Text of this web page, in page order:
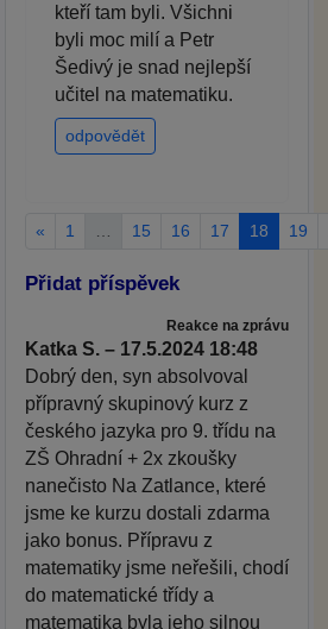
kteří tam byli. Všichni
byli moc milí a Petr
Šedivý je snad nejlepší
učitel na matematiku.
odpovědět
« 1 15 16 17 18 19
Přidat příspěvek
Reakce na zprávu
Katka S. – 17.5.2024 18:48
Dobrý den, syn absolvoval
přípravný skupinový kurz z
českého jazyka pro 9. třídu na
ZŠ Ohradní + 2x zkoušky
nanečisto Na Zatlance, které
jsme ke kurzu dostali zdarma
jako bonus. Přípravu z
matematiky jsme neřešili, chodí
do matematické třídy a
matematika byla jeho silnou